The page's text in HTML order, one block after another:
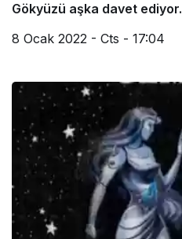
Gökyüzü aşka davet ediyor.
8 Ocak 2022 - Cts - 17:04